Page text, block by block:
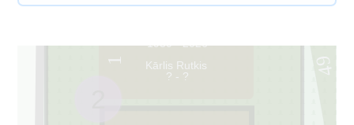
49
1
1930 - 2026
Kārlis Rutkis
? - ?